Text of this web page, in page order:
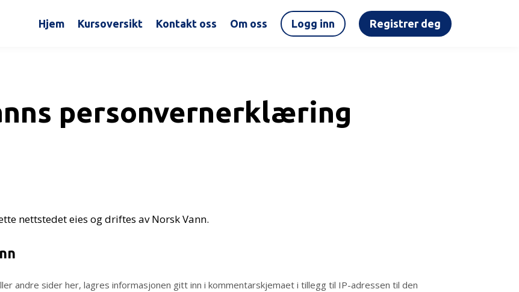
Hjem Kursoversikt Kontakt oss Om oss Logg inn Registrer deg
personvernerklæring
nettstedet eies og driftes av Norsk Vann.
andre sider her, lagres informasjonen gitt inn i kommentarskjemaet i tillegg til IP-adressen til den